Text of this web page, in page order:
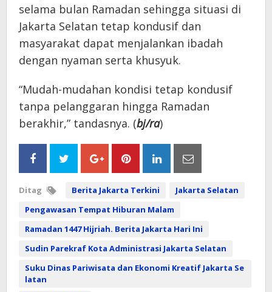
selama bulan Ramadan sehingga situasi di
Jakarta Selatan tetap kondusif dan
masyarakat dapat menjalankan ibadah
dengan nyaman serta khusyuk.
“Mudah-mudahan kondisi tetap kondusif
tanpa pelanggaran hingga Ramadan
berakhir,” tandasnya. (bj/ra)
Ditag Berita Jakarta Terkini
Jakarta Selatan
Pengawasan Tempat Hiburan Malam
Ramadan 1447 Hijriah. Berita Jakarta Hari Ini
Sudin Parekraf Kota Administrasi Jakarta Selatan
Suku Dinas Pariwisata dan Ekonomi Kreatif Jakarta Se
latan